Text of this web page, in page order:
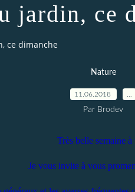
jardin, ce
ce dimanche
Nature
11.06.2018
Par Brodev
Très belle semaine à
Je vous invite à vous